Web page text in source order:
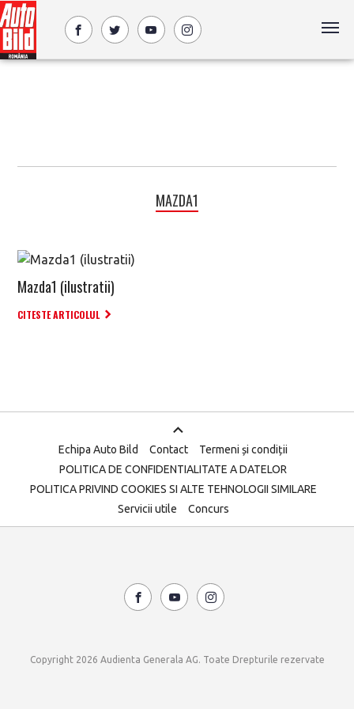
MAZDA1
Mazda1 (ilustratii)
CITESTE ARTICOLUL
Echipa Auto Bild Contact
Termeni și condiții
POLITICA DE CONFIDENTIALITATE A DATELOR
POLITICA PRIVIND COOKIES SI ALTE TEHNOLOGII SIMILARE
Servicii utile
Concurs
Copyright 2026 Audienta Generala AG. Toate Drepturile rezervate